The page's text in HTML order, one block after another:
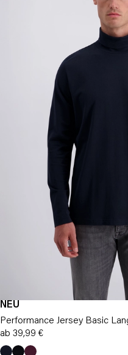
NEU
Performance Jersey Basic
ab 39,99 €